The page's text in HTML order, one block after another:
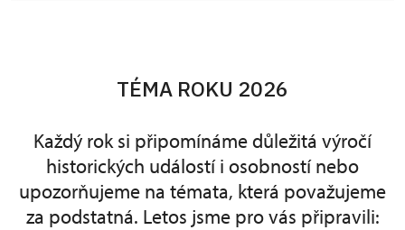
TÉMA ROKU 2026
Každý rok si připomínáme důležitá výročí
historických událostí i osobností nebo
upozorňujeme na témata, která považujeme
za podstatná. Letos jsme pro vás připravili: